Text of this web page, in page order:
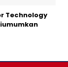
Technology